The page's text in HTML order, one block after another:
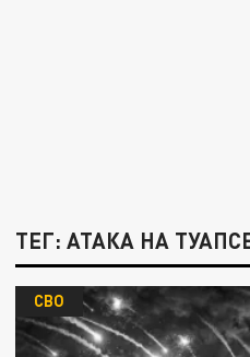
ТЕГ: АТАКА НА
СВО